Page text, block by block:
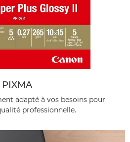
adapté à vos besoins pour
professionnelle.